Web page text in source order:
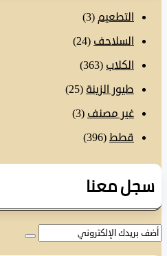
التطعيم(3)
السلاحف(24)
الكلاب(363)
طيور الزينة (25)
غير مصنف(3)
قطط
(396)
معنا